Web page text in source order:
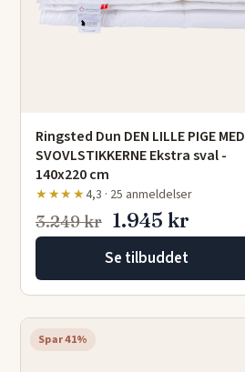
Ringsted Dun DEN LILLE PIGE MED
SVOVLSTIKKERNE Ekstra sval -
140x220 cm
★★★★4,3 · 25 anmeldelser
3.249 kr 1.945 kr
Se tilbuddet
Spar 41%